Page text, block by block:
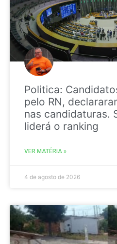
Politica:
pelo RN,
nas candidaturas.
liderá o ranking
VER MATÉRIA »
4 de agosto de 2026